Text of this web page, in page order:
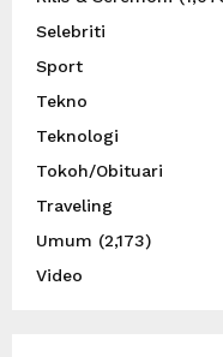
Selebriti
Sport
Tekno
Teknologi
Tokoh/Obituari
Traveling
Umum (2,173)
Video